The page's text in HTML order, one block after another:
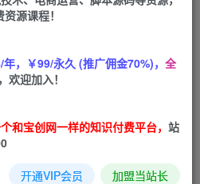
立即购买
法篇:做赚钱社群的趋势与必然
的合理性、与课程产品的异同、
源课程！
年，￥99/永久 (推广佣金70%)， 全
欢迎加入！
和宝创网一样的知识付费平台， 站
开通VIP会员 加盟当站长